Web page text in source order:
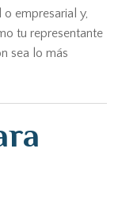
empresarial y,
tu representante
sea lo más